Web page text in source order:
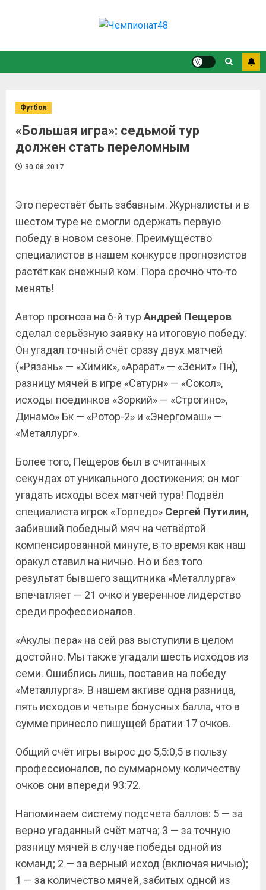
Футбол
«Большая игра»: седьмой тур
должен стать переломным
30.08.2017
Это перестаёт быть забавным. Журналисты и в
шестом туре не смогли одержать первую
победу в новом сезоне. Преимущество
специалистов в нашем конкурсе прогнозистов
растёт как снежный ком. Пора срочно что-то
менять!
Автор прогноза на 6-й тур Андрей Пещеров
сделал серьёзную заявку на итоговую победу.
Он угадал точный счёт сразу двух матчей
(«Рязань» — «Химик», «Арарат» — «Зенит» Пн),
разницу мячей в игре «Сатурн» — «Сокол»,
исходы поединков «Зоркий» — «Строгино»,
Динамо» Бк — «Ротор-2» и «Энергомаш» —
«Металлург».
Более того, Пещеров был в считанных
секундах от уникального достижения: он мог
угадать исходы всех матчей тура! Подвёл
специалиста игрок «Торпедо» Сергей Путилин,
забивший победный мяч на четвёртой
компенсированной минуте, в то время как наш
оракул ставил на ничью. Но и без того
результат бывшего защитника «Металлурга»
впечатляет — 21 очко и уверенное лидерство
среди профессионалов.
«Акулы пера» на сей раз выступили в целом
достойно. Мы также угадали шесть исходов из
семи. Ошиблись лишь, поставив на победу
«Металлурга». В нашем активе одна разница,
пять исходов и четыре бонусных балла, что в
сумме принесло пишущей братии 17 очков.
Общий счёт игры вырос до 5,5:0,5 в пользу
профессионалов, по суммарному количеству
очков они впереди 93:72.
Напоминаем систему подсчёта баллов: 5 — за
верно угаданный счёт матча; 3 — за точную
разницу мячей в случае победы одной из
команд; 2 — за верный исход (включая ничью);
1 — за количество мячей, забитых одной из